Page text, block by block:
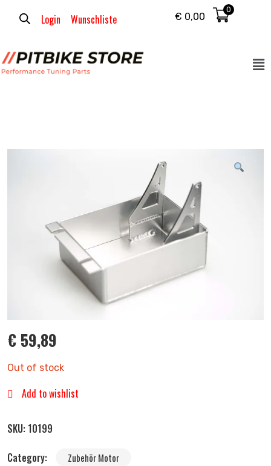
Login Wunschliste € 0,00
0
€ 59,89
Out of stock
Add to wishlist
SKU: 10199
Category:
Zubehör Motor